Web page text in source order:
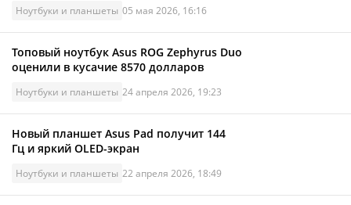
Ноутбуки и планшеты 05 мая 2026, 16:16
Топовый ноутбук Asus ROG Zephyrus Duo
оценили в кусачие 8570 долларов
Ноутбуки и планшеты 24 апреля 2026, 19:23
Новый планшет Asus Pad получит 144
Гц и яркий OLED-экран
Ноутбуки и планшеты 22 апреля 2026, 18:49